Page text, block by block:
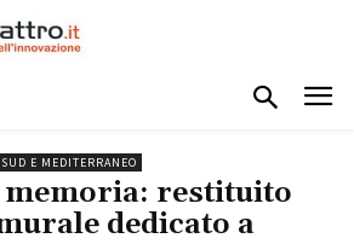
SUD E MEDITERRANEO
memoria: restituito
dedicato a